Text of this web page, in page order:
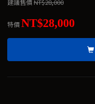
建議售價NT$28,000
特價NT$28,000